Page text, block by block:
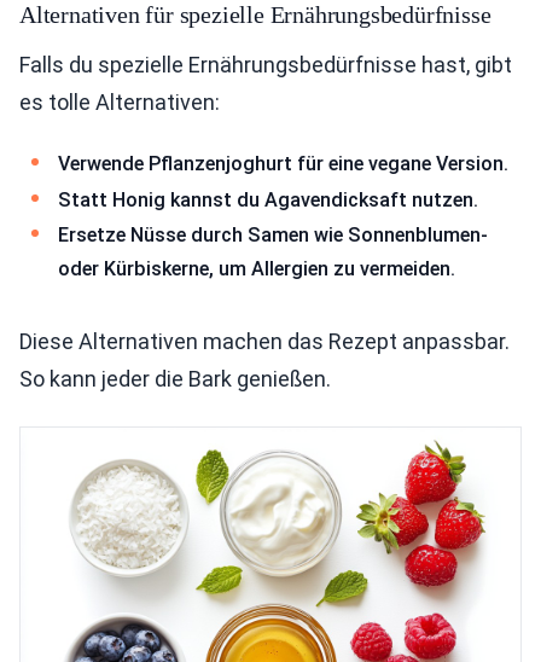
Alternativen für spezielle Ernährungsbedürfnisse
Falls du spezielle Ernährungsbedürfnisse hast, gibt
es tolle Alternativen:
Verwende Pflanzenjoghurt für eine vegane Version.
Statt Honig kannst du Agavendicksaft nutzen.
Ersetze Nüsse durch Samen wie Sonnenblumen-
oder Kürbiskerne, um Allergien zu vermeiden.
Diese Alternativen machen das Rezept anpassbar.
So kann jeder die Bark genießen.